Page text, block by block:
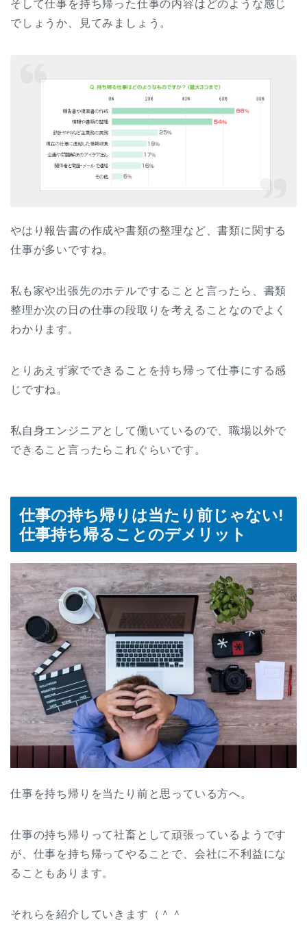
そして仕事を持ち帰った仕事の内容はどのような感じ
でしょうか、見てみましょう。
やはり報告書の作成や書類の整理など、書類に関する
仕事が多いですね。
私も家や出張先のホテルですることと言ったら、書類
整理か次の日の仕事の段取りを考えることなのでよく
わかります。
とりあえず家でできることを持ち帰って仕事にする感
じですね。
私自身エンジニアとして働いているので、職場以外で
できること言ったらこれぐらいです。
仕事の持ち帰りは当たり前じゃない!
仕事持ち帰ることのデメリット
仕事を持ち帰りを当たり前と思っている方へ。
仕事の持ち帰りって社畜として頑張っているようです
が、仕事を持ち帰ってやることで、会社に不利益にな
ることもあります。
それらを紹介していきます（＾＾